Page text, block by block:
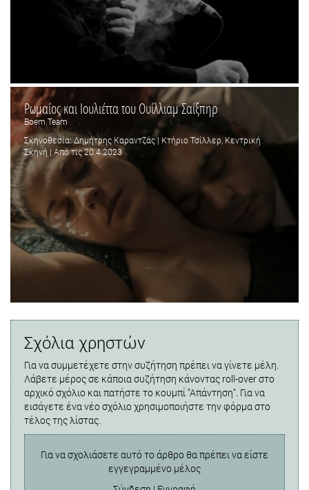
Ρωμαίος και Ιουλιέττα του Ουίλλιαμ Σαίξπηρ
Boem Team
Σκηνοθεσία: Δημήτρης Καραντζάς | Κτήριο Τσίλλερ, Κεντρική
Σκηνή | Από τις 20.4.2023
Σχόλια χρηστών
Για να συμμετέχετε στην συζήτηση πρέπει να γίνετε μέλη.
Λάβετε μέρος σε κάποια συζήτηση κάνοντας roll-over στο
αρχικό σχόλιο και πατήστε το κουμπί "Απάντηση". Για να
εισάγετε ένα νέο σχόλιο χρησιμοποιήστε την φόρμα στο
τέλος της λίστας.
Για να σχολιάσετε αυτό το άρθρο θα πρέπει να είστε
εγγεγραμμένο μέλος